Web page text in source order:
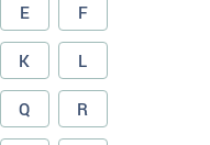
E F
K L
Q R